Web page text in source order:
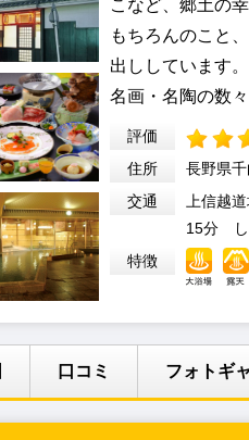
こなど、郷土の
もちろんのこと
出ししています
名画・名陶の数
評価
住所
長野県
交通
上信越
15分 し
特徴
口コミ フォトギ